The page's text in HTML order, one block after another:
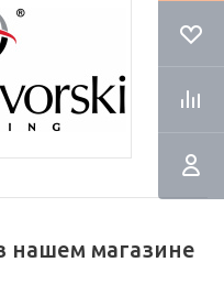
нашем магазине